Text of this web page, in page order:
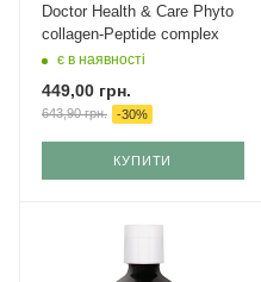
Doctor Health & Care Phyto
collagen-Peptide complex
є в наявності
449,00 грн.
643,90грн. -30%
КУПИТИ